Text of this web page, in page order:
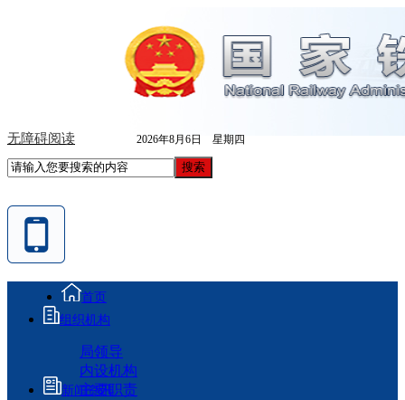
无障碍阅读 2026年8月6日 星期四
首页
组织机构
局领导
内设机构
主要职责
新闻资讯